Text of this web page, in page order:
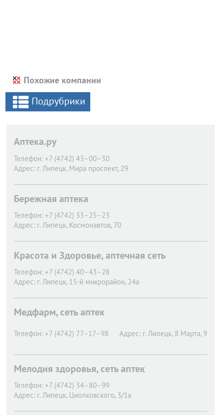
Похожие компании
Подрубрики
Аптека.ру
Телефон: +7 (4742) 43–00–30
Адрес: г. Липецк, Мира проспект, 29
Бережная аптека
Телефон: +7 (4742) 33–25–23
Адрес: г. Липецк, Космонавтов, 70
Красота и Здоровье, аптечная сеть
Телефон: +7 (4742) 40–43–28
Адрес: г. Липецк, 15-й микрорайон, 24а
Медфарм, сеть аптек
Телефон: +7 (4742) 77–17–98 Адрес: г. Липецк, 8 Марта, 9
Мелодия здоровья, сеть аптек
Телефон: +7 (4742) 34–80–99
Адрес: г. Липецк, Циолковского, 3/1а